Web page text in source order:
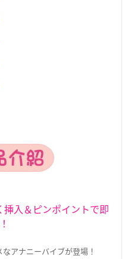
入＆ピンポイントで即
アナニーバイブが登場！